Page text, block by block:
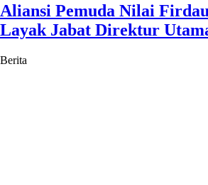
Aliansi Pemuda Nilai
Layak Jabat Direktur
Berita